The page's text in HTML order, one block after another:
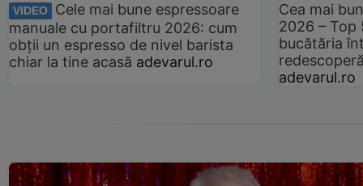
VIDEO
Cele mai bune espressoare
manuale cu portafiltru 2026: cum
obții un espresso de nivel barista
chiar la tine acasă adevarul.ro
Cea mai
2026 –
bucătăria
adevarul.ro